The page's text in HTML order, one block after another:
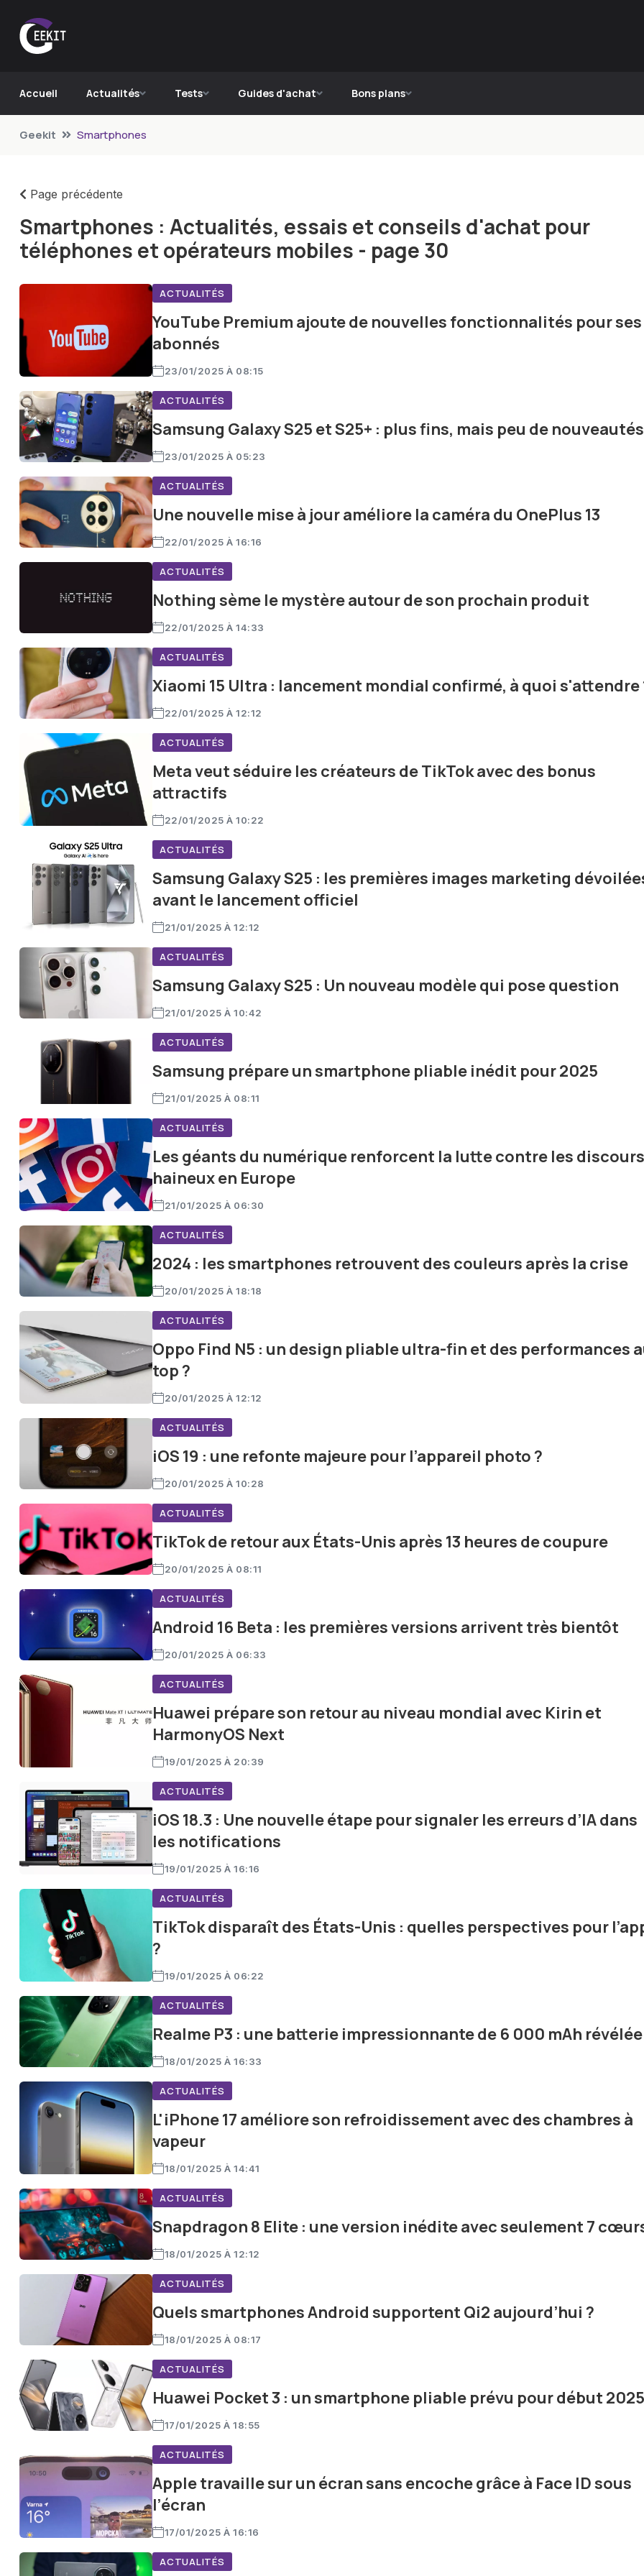
Accueil Actualités Tests Guides d'achat Bons plans
Geekit Smartphones
Page précédente
Smartphones : Actualités, essais et conseils d'achat pour
téléphones et opérateurs mobiles - page 30
ACTUALITÉS
YouTube Premium ajoute de nouvelles fonctionnalités pour ses
abonnés
23/01/2025 À 08:15
ACTUALITÉS
Samsung Galaxy S25 et S25+ : plus fins, mais peu de nouveautés
23/01/2025 À 05:23
ACTUALITÉS
Une nouvelle mise à jour améliore la caméra du OnePlus 13
22/01/2025 À 16:16
ACTUALITÉS
Nothing sème le mystère autour de son prochain produit
22/01/2025 À 14:33
ACTUALITÉS
Xiaomi 15 Ultra : lancement mondial confirmé, à quoi s'attendre
22/01/2025 À 12:12
ACTUALITÉS
Meta veut séduire les créateurs de TikTok avec des bonus
attractifs
22/01/2025 À 10:22
ACTUALITÉS
Samsung Galaxy S25 : les premières images marketing
avant le lancement officiel
21/01/2025 À 12:12
ACTUALITÉS
Samsung Galaxy S25 : Un nouveau modèle qui pose question
21/01/2025 À 10:42
ACTUALITÉS
Samsung prépare un smartphone pliable inédit pour 2025
21/01/2025 À 08:11
ACTUALITÉS
Les géants du numérique renforcent la lutte contre les discours
haineux en Europe
21/01/2025 À 06:30
ACTUALITÉS
2024 : les smartphones retrouvent des couleurs après la crise
20/01/2025 À 18:18
ACTUALITÉS
Oppo Find N5 : un design pliable ultra-fin et des performances
top ?
20/01/2025 À 12:12
ACTUALITÉS
iOS 19 : une refonte majeure pour l’appareil photo ?
20/01/2025 À 10:28
ACTUALITÉS
TikTok de retour aux États-Unis après 13 heures de coupure
20/01/2025 À 08:11
ACTUALITÉS
Android 16 Beta : les premières versions arrivent très bientôt
20/01/2025 À 06:33
ACTUALITÉS
Huawei prépare son retour au niveau mondial avec Kirin et
HarmonyOS Next
19/01/2025 À 20:39
ACTUALITÉS
iOS 18.3 : Une nouvelle étape pour signaler les erreurs d’IA dans
les notifications
19/01/2025 À 16:16
ACTUALITÉS
TikTok disparaît des États-Unis : quelles perspectives pour
?
19/01/2025 À 06:22
ACTUALITÉS
Realme P3 : une batterie impressionnante de 6 000 mAh révélée
18/01/2025 À 16:33
ACTUALITÉS
L'iPhone 17 améliore son refroidissement avec des chambres à
vapeur
18/01/2025 À 14:41
ACTUALITÉS
Snapdragon 8 Elite : une version inédite avec seulement 7
18/01/2025 À 12:12
ACTUALITÉS
Quels smartphones Android supportent Qi2 aujourd’hui ?
18/01/2025 À 08:17
ACTUALITÉS
Huawei Pocket 3 : un smartphone pliable prévu pour début
17/01/2025 À 18:55
ACTUALITÉS
Apple travaille sur un écran sans encoche grâce à Face ID sous
l’écran
17/01/2025 À 16:16
ACTUALITÉS